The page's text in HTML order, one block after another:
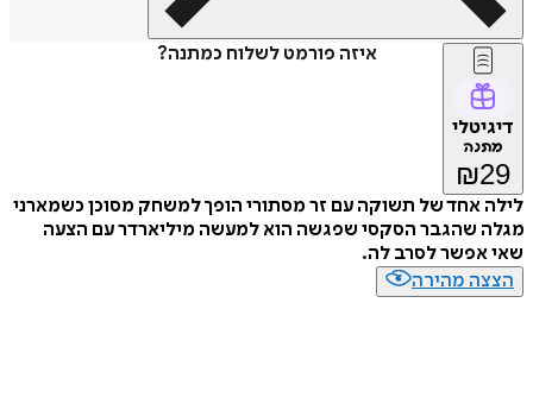
איזה פורמט לשלוח כמתנה?
דיגיטלי
מתנה
₪29
לילה אחד של תשוקה עם זר מסתורי הופך למשחק מסוכן כשמארני
מגלה שהגבר הסקסי שפגשה הוא למעשה מיליארדר עם הצעה
שאי אפשר לסרב לה.
הצצה מהירה